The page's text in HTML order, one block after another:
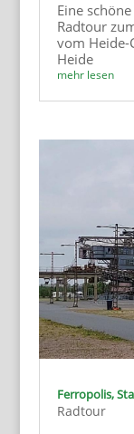
Eine
Radtour
vom Heide-
Heide
mehr lesen
Ferropolis,
Radtour